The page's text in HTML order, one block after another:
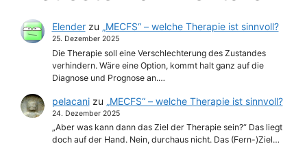
Elenderzu „MECFS“ – welche Therapie ist sinnvoll?
25. Dezember 2025
Die Therapie soll eine Verschlechterung des Zustandes
verhindern. Wäre eine Option, kommt halt ganz auf die
Diagnose und Prognose an.…
pelacanizu „MECFS“ – welche Therapie ist sinnvoll?
24. Dezember 2025
„Aber was kann dann das Ziel der Therapie sein?“ Das liegt
doch auf der Hand. Nein, durchaus nicht. Das (Fern-)Ziel…